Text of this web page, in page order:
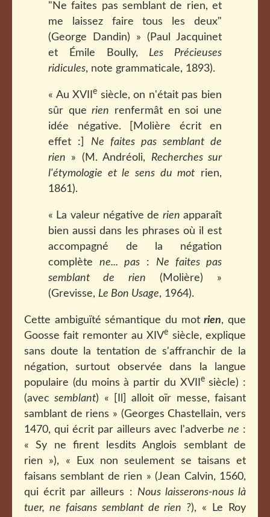
"Ne faites pas semblant de rien, et
me laissez faire tous les deux"
(George Dandin) » (Paul Jacquinet
et Émile Boully, Les Précieuses
ridicules, note grammaticale, 1893).
« Au XVIIe siècle, on n'était pas bien
sûr querien renfermât en soi une
idée négative. [Molière écrit en
effet :] Ne faites pas semblant de
rien » (M. Andréoli, Recherches sur
l'étymologie et le sens du mot rien,
1861).
« La valeur négative de rien apparaît
bien aussi dans les phrases où il est
accompagné de la négation
complète ne... pas : Ne faites pas
semblant de rien (Molière) »
(Grevisse, Le Bon Usage, 1964).
Cette ambiguïté sémantique du motrien, que
Goosse fait remonter au XIVe siècle, explique
sans doute la tentation de s'affranchir de la
négation, surtout observée dans la langue
populaire (du moins à partir du XVII
esiècle) :
(avecsemblant) « [Il] alloit oïr messe, faisant
samblant de riens » (Georges Chastellain, vers
1470, qui écrit par ailleurs avec l'adverbe ne :
« Sy ne firent lesdits Anglois semblant de
rien »), « Eux non seulement se taisans et
faisans semblant de rien » (Jean Calvin, 1560,
qui écrit par ailleurs : Nous laisserons-nous là
tuer, ne faisans semblant de rien ?), « Le Roy